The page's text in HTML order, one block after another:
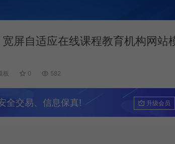
宽屏自适应在线课程教育机构网站
板 0 582
全交易、信息保真! 升级会员